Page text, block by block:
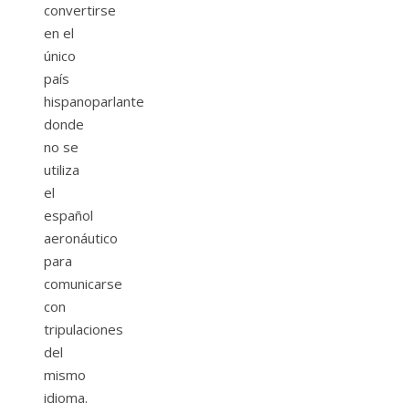
convertirse
en el
único
país
hispanoparlante
donde
no se
utiliza
el
español
aeronáutico
para
comunicarse
con
tripulaciones
del
mismo
idioma.